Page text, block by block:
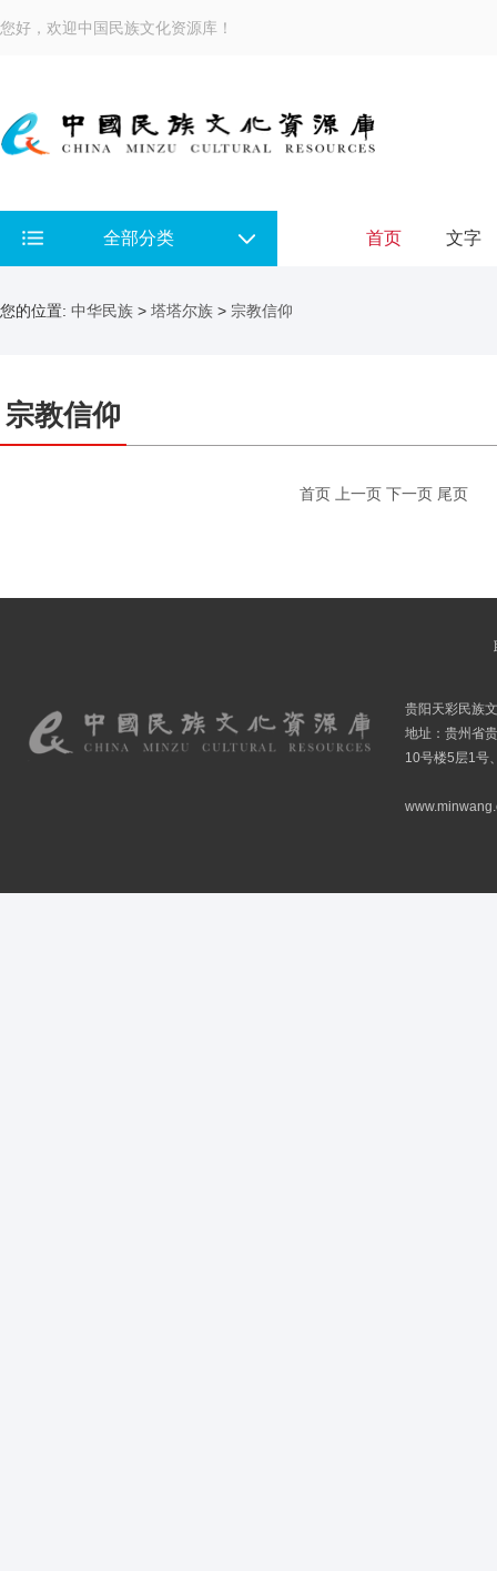
您好，欢迎中国民族文化资源库！
全部分类 首页 文字
您的位置: 中华民族 > 塔塔尔族 > 宗教信仰
宗教信仰
首页 上一页 下一页 尾页
贵阳天彩民族
地址：贵州省
10号楼5层1号